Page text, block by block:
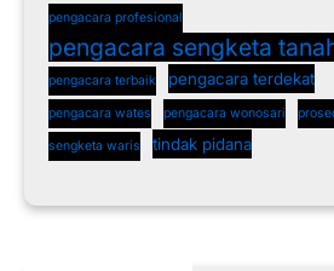
pengacara profesional
pengacara sengketa
pengacara terbaik pengacara terdekat
pengacara wates pengacara wonosari
sengketa waris tindak pidana